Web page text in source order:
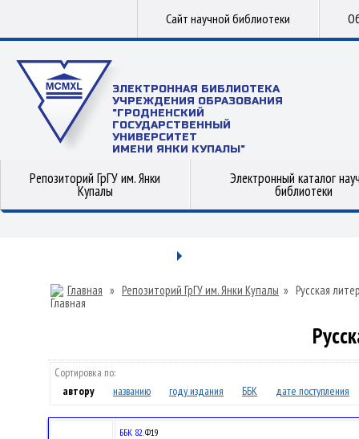
Сайт научной библиотеки
ЭЛЕКТРОННАЯ БИБЛИОТЕКА
УЧРЕЖДЕНИЯ ОБРАЗОВАНИЯ
"ГРОДНЕНСКИЙ
ГОСУДАРСТВЕННЫЙ
УНИВЕРСИТЕТ
ИМЕНИ ЯНКИ КУПАЛЫ"
Репозиторий ГрГУ им. Янки
Купалы
Электронный каталог
библиотеки
Главная » Репозиторий ГрГУ им. Янки Купалы » Русская
Сортировка по:
автору
названию году издания ББК дате поступления
ББК 82.Ф19